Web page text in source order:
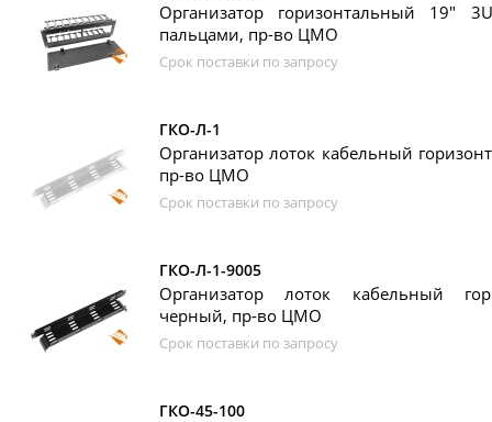
Организатор горизонтальный 19"
пальцами, пр-во ЦМО
Срок поставки по запросу
ГКО-Л-1
Организатор лоток кабельный
пр-во ЦМО
Срок поставки по запросу
ГКО-Л-1-9005
Организатор лоток кабельный
черный, пр-во ЦМО
Срок поставки по запросу
ГКО-45-100